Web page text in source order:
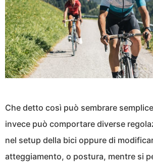
Che detto così può sembrare
invece può comportare diverse
nel setup della bici oppure di
atteggiamento, o postura, mentre si